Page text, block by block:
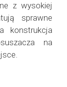
z wysokiej
sprawne
konstrukcja
na